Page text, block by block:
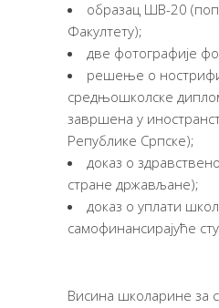
образац ШВ-20
Факултету);
две фотографије
решење о
средњошколске
завршена у
Републике Српске);
доказ о
стране држављане);
доказ о уплати
самофинансирајуће
Висина школарине за